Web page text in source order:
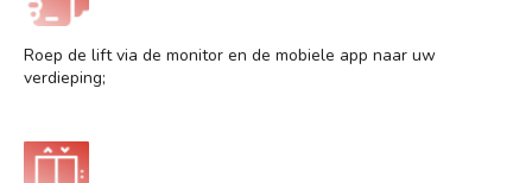
Roep de lift via de monitor en de mobiele app naar uw
verdieping;